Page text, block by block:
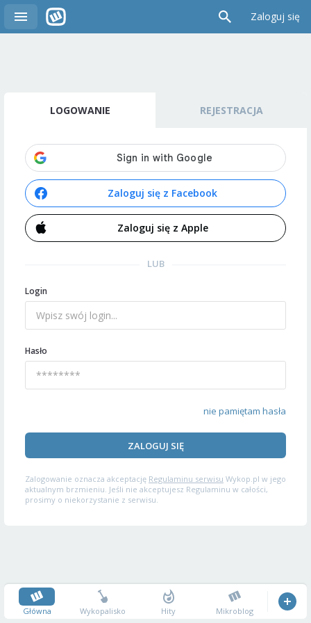
Zaloguj się
LOGOWANIE REJESTRACJA
Zaloguj się z Facebook
Zaloguj się z Apple
LUB
Login
Hasło
nie pamiętam hasła
ZALOGUJ SIĘ
Zalogowanie oznacza akceptację Regulaminu serwisu Wykop.pl w jego
aktualnym brzmieniu. Jeśli nie akceptujesz Regulaminu w całości,
prosimy o niekorzystanie z serwisu.
Główna Wykopalisko Hity Mikroblog